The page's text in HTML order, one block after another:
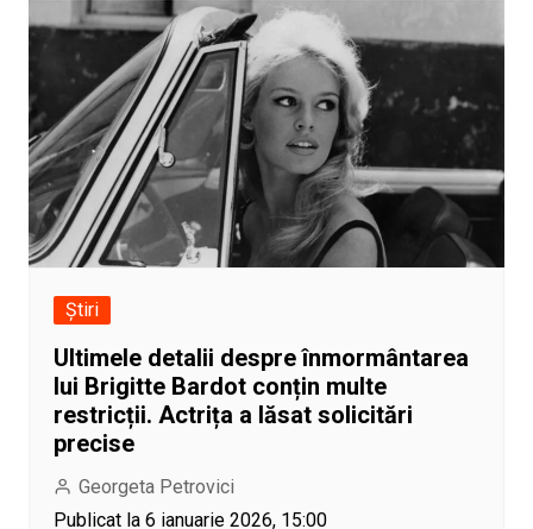
Știri
Ultimele detalii despre înmormântarea
lui Brigitte Bardot conțin multe
restricții. Actrița a lăsat solicitări
precise
Georgeta Petrovici
Publicat la 6 ianuarie 2026, 15:00